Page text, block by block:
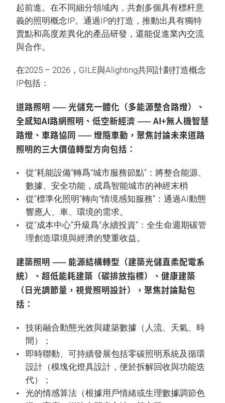
起前進。在不同細分領域內，共創多個具有標杆意
義的照明概念IP。通過IP的打造，推動出具有獨特
賣點和高度差異化的產品研發，還能促進業內交流
與合作。
在2025 – 2026，GILE與Alighting共同計劃打造概念
IP包括：
道路照明 —— 光儲充一體化（多能源整合路燈）、
全感知AI路網照明、低空新經濟 —— AI+無人機智慧
路燈、車路協同 —— 燈隨車動，聚焦討論未來道路
照明的三大價值轉型方向包括：
從“耗能設備”轉爲“城市服務節點”：將整合能源、
數據、安全功能，成爲智能城市的神經末梢
從“標準化照明”轉向“情境感知服務”：通過AI動態
響應人、車、環境的需求。
從“成本中心”升級爲“永續投資”：全生命週期碳管
理創造環境與經濟的雙重收益。
建築照明 —— 能源結構轉型（建築光儲直柔配電系
統）、超低能耗建築（碳排放指標）、健康建築
（日光調節量，視覺照明設計），聚焦討論點包
括：
技術融合動態光效與建築數據（人流、天氣、時
間）；
即時聯動、可持續發展包括零碳照明系統及循環
設計（模塊化燈具設計，便於拆解回收與功能迭
代）；
光的情感算法（根據用戶情緒或生理數據調節色